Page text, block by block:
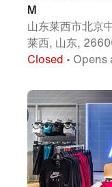
M
山东莱西市北京
莱西, 山东,
Closed • Opens